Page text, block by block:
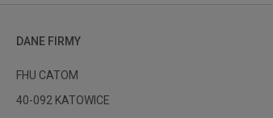
DANE FIRMY
FHU CATOM
40-092 KATOWICE